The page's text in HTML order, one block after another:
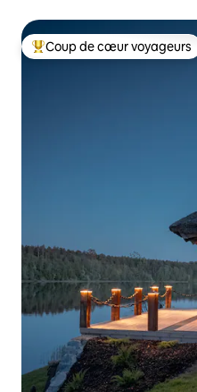
Coup de cœur voyageurs
Coup de cœur voyageurs